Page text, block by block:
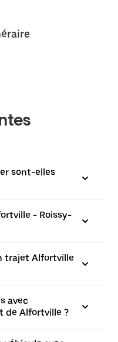
sont-elles
- Roissy-
trajet Alfortville
avec
de Alfortville ?